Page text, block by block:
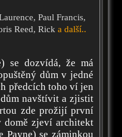
Paul Francis,
Reed, Rick a další..
se dozvídá, že má
dům v jedné
předcích toho ví jen
navštívit a zjistit
zde prožijí první
domě zjeví architekt
se záminkou